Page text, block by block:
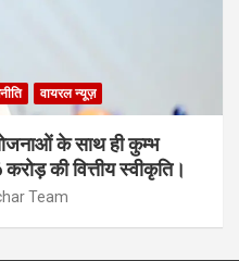
वायरल न्यूज़
के साथ ही कुम्भ
की वित्तीय स्वीकृति।
Team